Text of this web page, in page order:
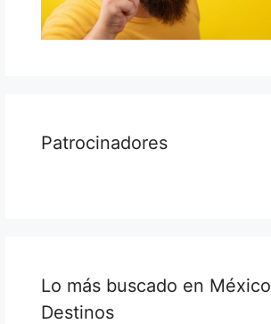
Patrocinadores
Lo más buscado en México
Destinos